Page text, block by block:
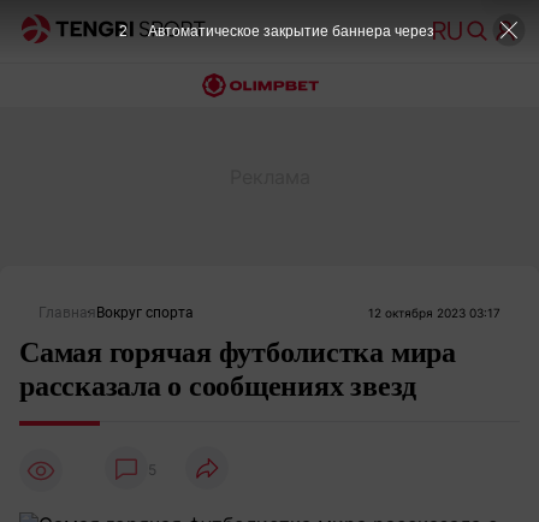
Главная Вокруг спорта 12 октября 2023 03:17
Самая горячая футболистка мира
рассказала о сообщениях звезд
5
2 Автоматическое закрытие баннера через